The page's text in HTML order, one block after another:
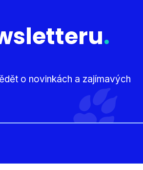
.
o novinkách a zajímavých